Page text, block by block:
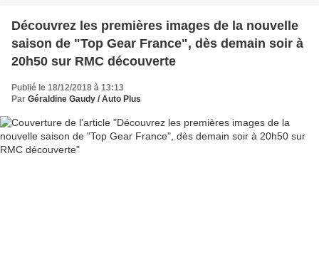
Découvrez les premières images de la nouvelle
saison de "Top Gear France", dès demain soir à
20h50 sur RMC découverte
Publié le 18/12/2018 à 13:13
Par Géraldine Gaudy / Auto Plus